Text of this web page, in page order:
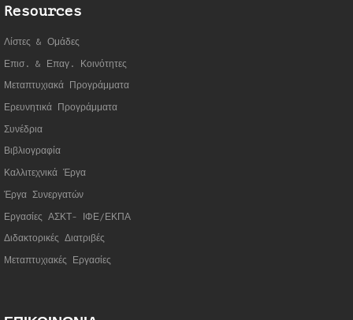
Resources
Λίστες & Ομάδες
Επισ. & Επαγ. Κοινότητες
Μεταπτυχιακά Προγράμματα
Ερευνητικά Προγράμματα
Συνέδρια
Βιβλιογραφία
Καλλιτεχνικά Έργα
Έργα Συνεργατών
Εργασίες ΑΣΚΤ- ΙΦΕ/ΕΚΠΑ
Διδακτορικές Διατριβές
Μεταπτυχιακές Εργασίες